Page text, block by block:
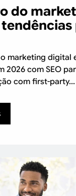
do
marketing digital
2026 com SEO
com first-party...